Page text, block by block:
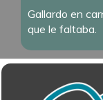
Gallardo en
que le faltaba.